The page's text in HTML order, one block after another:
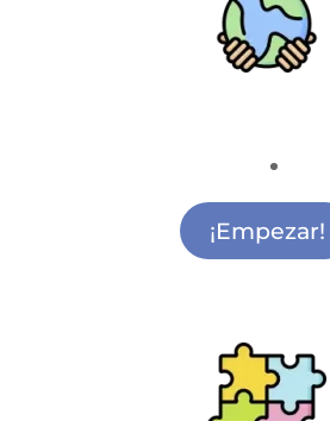
Actividades de Medio
¡Empezar!